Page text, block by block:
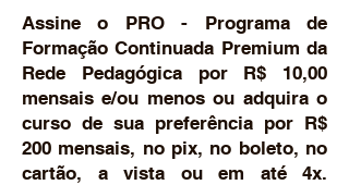
Assine o PRO - Programa de
Formação Continuada Premium da
Rede Pedagógica por R$ 10,00
mensais e/ou menos ou adquira o
curso de sua preferência por R$
200 mensais, no pix, no boleto, no
cartão, a vista ou em até 4x.